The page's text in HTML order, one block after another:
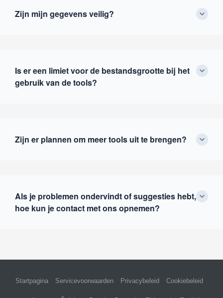
Zijn mijn gegevens veilig?
Is er een limiet voor de bestandsgrootte bij het
gebruik van de tools?
Zijn er plannen om meer tools uit te brengen?
Als je problemen ondervindt of suggesties hebt,
hoe kun je contact met ons opnemen?
Startpagina Servicevoorwaarden Privacybeleid Cookiebeleid